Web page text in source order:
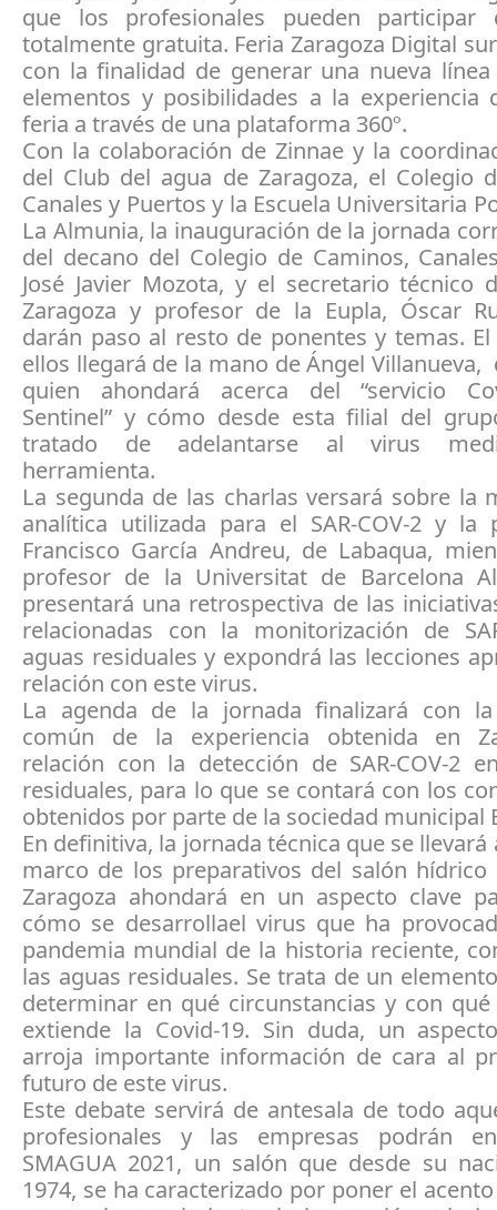
que los profesionales pueden participar
totalmente gratuita. Feria Zaragoza Digital
con la finalidad de generar una nueva
elementos y posibilidades a la experiencia
feria a través de una plataforma 360º.
Con la colaboración de Zinnae y la
del Club del agua de Zaragoza, el Colegio
Canales y Puertos y la Escuela Universitaria
La Almunia, la inauguración de la jornada
del decano del Colegio de Caminos,
José Javier Mozota, y el secretario técnico
Zaragoza y profesor de la Eupla, Óscar
darán paso al resto de ponentes y temas.
ellos llegará de la mano de Ángel Villanueva,
quien ahondará acerca del “servicio
Sentinel” y cómo desde esta filial del
tratado de adelantarse al virus
herramienta.
La segunda de las charlas versará sobre la
analítica utilizada para el SAR-COV-2 y la
Francisco García Andreu, de Labaqua,
profesor de la Universitat de Barcelona
presentará una retrospectiva de las
relacionadas con la monitorización de
aguas residuales y expondrá las lecciones
relación con este virus.
La agenda de la jornada finalizará con
común de la experiencia obtenida en
relación con la detección de SAR-COV-2
residuales, para lo que se contará con los
obtenidos por parte de la sociedad municipal
En definitiva, la jornada técnica que se llevará
marco de los preparativos del salón hídrico
Zaragoza ahondará en un aspecto clave
cómo se desarrollael virus que ha
pandemia mundial de la historia reciente,
las aguas residuales. Se trata de un
determinar en qué circunstancias y con
extiende la Covid-19. Sin duda, un
arroja importante información de cara al
futuro de este virus.
Este debate servirá de antesala de todo
profesionales y las empresas podrán
SMAGUA 2021, un salón que desde su
1974, se ha caracterizado por poner el